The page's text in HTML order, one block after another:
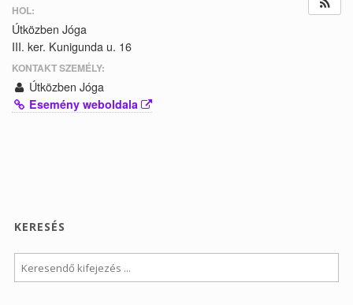
HOL:
Útközben Jóga
III. ker. Kunigunda u. 16
KONTAKT SZEMÉLY:
Útközben Jóga
Esemény weboldala
KERESÉS